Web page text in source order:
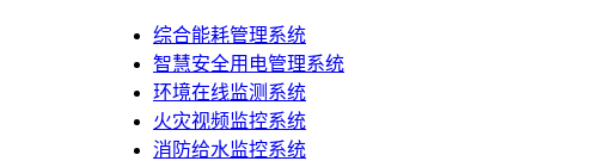
综合能耗管理系统
智慧安全用电管理系统
环境在线监测系统
火灾视频监控系统
消防给水监控系统